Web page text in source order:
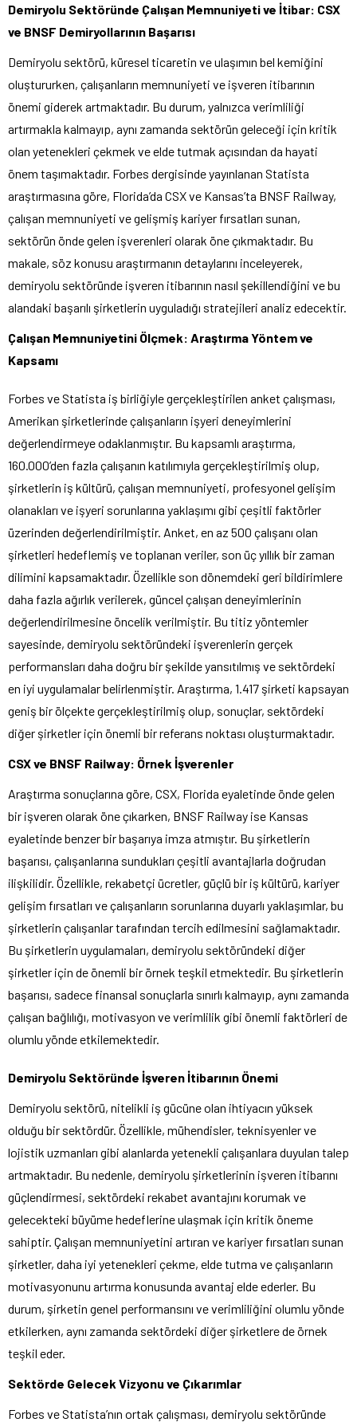
Demiryolu Sektöründe Çalışan Memnuniyeti ve İtibar: CSX
ve BNSF Demiryollarının Başarısı
Demiryolu sektörü, küresel ticaretin ve ulaşımın bel kemiğini
oluştururken, çalışanların memnuniyeti ve işveren itibarının
önemi giderek artmaktadır. Bu durum, yalnızca verimliliği
artırmakla kalmayıp, aynı zamanda sektörün geleceği için kritik
olan yetenekleri çekmek ve elde tutmak açısından da hayati
önem taşımaktadır. Forbes dergisinde yayınlanan Statista
araştırmasına göre, Florida’da CSX ve Kansas’ta BNSF Railway,
çalışan memnuniyeti ve gelişmiş kariyer fırsatları sunan,
sektörün önde gelen işverenleri olarak öne çıkmaktadır. Bu
makale, söz konusu araştırmanın detaylarını inceleyerek,
demiryolu sektöründe işveren itibarının nasıl şekillendiğini ve bu
alandaki başarılı şirketlerin uyguladığı stratejileri analiz edecektir.
Çalışan Memnuniyetini Ölçmek: Araştırma Yöntem ve
Kapsamı
Forbes ve Statista iş birliğiyle gerçekleştirilen anket çalışması,
Amerikan şirketlerinde çalışanların işyeri deneyimlerini
değerlendirmeye odaklanmıştır. Bu kapsamlı araştırma,
160.000’den fazla çalışanın katılımıyla gerçekleştirilmiş olup,
şirketlerin iş kültürü, çalışan memnuniyeti, profesyonel gelişim
olanakları ve işyeri sorunlarına yaklaşımı gibi çeşitli faktörler
üzerinden değerlendirilmiştir. Anket, en az 500 çalışanı olan
şirketleri hedeflemiş ve toplanan veriler, son üç yıllık bir zaman
dilimini kapsamaktadır. Özellikle son dönemdeki geri bildirimlere
daha fazla ağırlık verilerek, güncel çalışan deneyimlerinin
değerlendirilmesine öncelik verilmiştir. Bu titiz yöntemler
sayesinde, demiryolu sektöründeki işverenlerin gerçek
performansları daha doğru bir şekilde yansıtılmış ve sektördeki
en iyi uygulamalar belirlenmiştir. Araştırma, 1.417 şirketi kapsayan
geniş bir ölçekte gerçekleştirilmiş olup, sonuçlar, sektördeki
diğer şirketler için önemli bir referans noktası oluşturmaktadır.
CSX ve BNSF Railway: Örnek İşverenler
Araştırma sonuçlarına göre, CSX, Florida eyaletinde önde gelen
bir işveren olarak öne çıkarken, BNSF Railway ise Kansas
eyaletinde benzer bir başarıya imza atmıştır. Bu şirketlerin
başarısı, çalışanlarına sundukları çeşitli avantajlarla doğrudan
ilişkilidir. Özellikle, rekabetçi ücretler, güçlü bir iş kültürü, kariyer
gelişim fırsatları ve çalışanların sorunlarına duyarlı yaklaşımlar, bu
şirketlerin çalışanlar tarafından tercih edilmesini sağlamaktadır.
Bu şirketlerin uygulamaları, demiryolu sektöründeki diğer
şirketler için de önemli bir örnek teşkil etmektedir. Bu şirketlerin
başarısı, sadece finansal sonuçlarla sınırlı kalmayıp, aynı zamanda
çalışan bağlılığı, motivasyon ve verimlilik gibi önemli faktörleri de
olumlu yönde etkilemektedir.
Demiryolu Sektöründe İşveren İtibarının Önemi
Demiryolu sektörü, nitelikli iş gücüne olan ihtiyacın yüksek
olduğu bir sektördür. Özellikle, mühendisler, teknisyenler ve
lojistik uzmanları gibi alanlarda yetenekli çalışanlara duyulan talep
artmaktadır. Bu nedenle, demiryolu şirketlerinin işveren itibarını
güçlendirmesi, sektördeki rekabet avantajını korumak ve
gelecekteki büyüme hedeflerine ulaşmak için kritik öneme
sahiptir. Çalışan memnuniyetini artıran ve kariyer fırsatları sunan
şirketler, daha iyi yetenekleri çekme, elde tutma ve çalışanların
motivasyonunu artırma konusunda avantaj elde ederler. Bu
durum, şirketin genel performansını ve verimliliğini olumlu yönde
etkilerken, aynı zamanda sektördeki diğer şirketlere de örnek
teşkil eder.
Sektörde Gelecek Vizyonu ve Çıkarımlar
Forbes ve Statista’nın ortak çalışması, demiryolu sektöründe